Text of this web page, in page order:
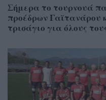
Σήμερα το τουρνουά
προέδρων Γαϊτανάρου
τρισάγιο για όλους